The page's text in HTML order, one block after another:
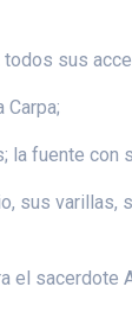
sus
la fuente con
sus
sacerdote